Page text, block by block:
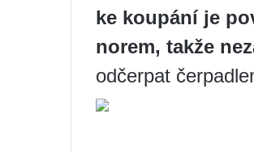
ke koupání je
norem, takže
odčerpat